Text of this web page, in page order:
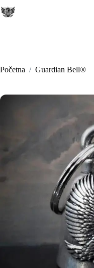
na
Početna / Guardian Bell®